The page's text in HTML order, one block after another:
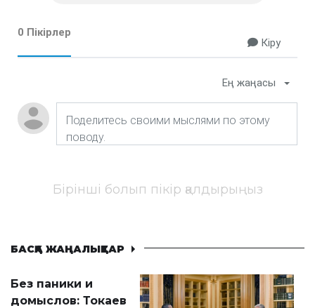
0 Пікірлер
Кіру
Ең жаңасы
Бірінші болып пікір қалдырыңыз
БАСҚА ЖАҢАЛЫҚТАР
Без паники и
домыслов: Токаев